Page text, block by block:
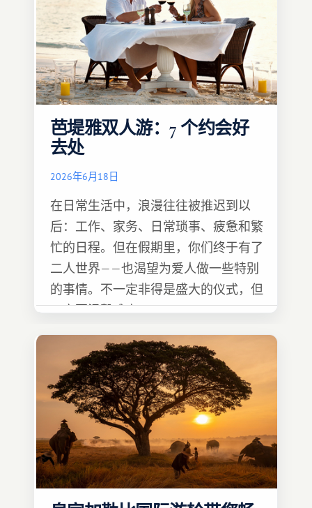
芭堤雅双人游：7 个约会好
去处
2026年6月18日
在日常生活中，浪漫往往被推迟到以
后：工作、家务、日常琐事、疲惫和繁
忙的日程。但在假期里，你们终于有了
二人世界——也渴望为爱人做一些特别
的事情。不一定非得是盛大的仪式，但
一定要温馨难忘 :)